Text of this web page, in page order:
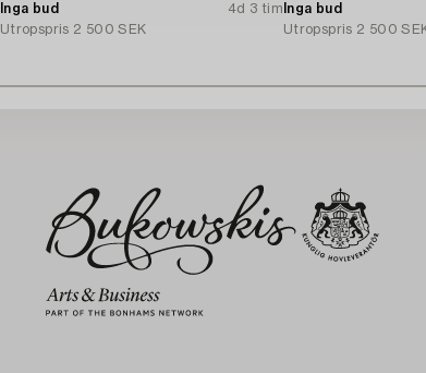
Inga bud
4d 3 tim
Utropspris 2 500 SEK
Inga bud
Utropspris 2 500